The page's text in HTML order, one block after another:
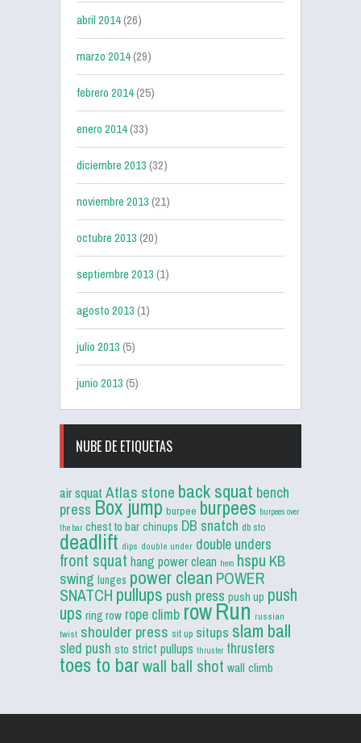
abril 2014(26)
marzo 2014(29)
febrero 2014(25)
enero 2014(33)
diciembre 2013(32)
noviembre 2013(21)
octubre 2013(20)
septiembre 2013(1)
agosto 2013(1)
julio 2013(5)
junio 2013(5)
NUBE DE ETIQUETAS
air squat Atlas stone back squat bench
press Box jump burpee burpees burpees over
the bar chest to bar chinups DB snatch db sto
deadlift dips double under double unders
front squat hang power clean hero hspu KB
swing lunges power clean POWER
SNATCH pullups push press push up push
ups ring row rope climb rowRun russian
twist shoulder press sit up situps slam ball
sled push sto strict pullups thruster thrusters
toes to barwall ball shot wall climb